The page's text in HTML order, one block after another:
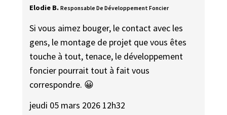
Elodie B. Responsable De Développement Foncier
Si vous aimez bouger, le contact avec les
gens, le montage de projet que vous êtes
touche à tout, tenace, le développement
foncier pourrait tout à fait vous
correspondre. 😀
jeudi 05 mars 2026 12h32